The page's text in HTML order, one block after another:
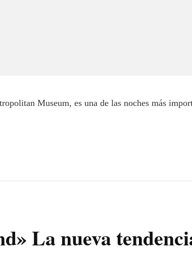
Museum, es una de las noches más
La nueva